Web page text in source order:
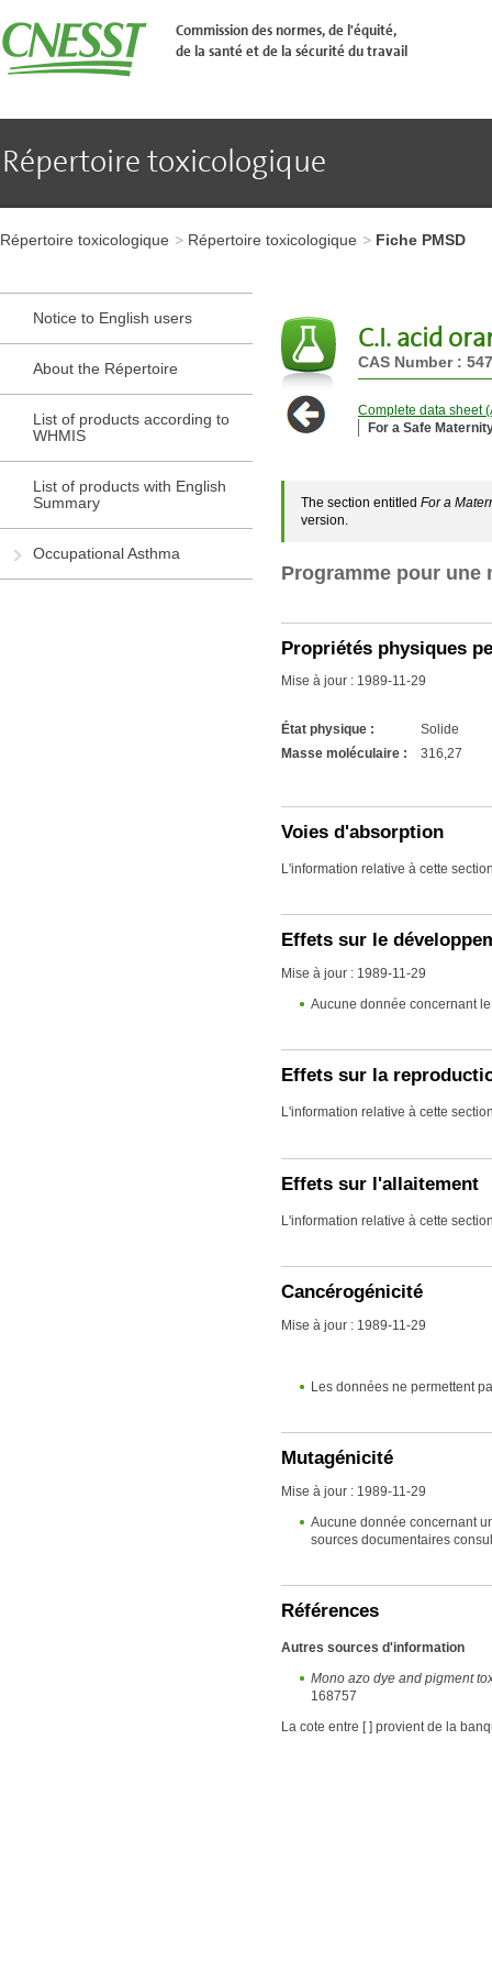
�
l'en-
t�te
de
au
principal
Aller
page
Commission des normes, de l'équité,
de la santé et de la sécurité du travail
Répertoire toxicologique
à
l'en-
Aller
au
contenu
pied
de
Répertoire toxicologique Répertoire toxicologique Fiche PMSD
Notice to English users
About the Répertoire
List of products according to
WHMIS
List of products with English
Summary
Occupational Asthma
C.I. acid
CAS Number :
Complete data sheet
For a Safe
The section entitled For a
version.
Programme pour une
Propriétés physiques
Mise à jour : 1989-11-29
État physique :
Solide
Masse moléculaire :
316,27
Voies d'absorption
L'information relative à cette
Effets sur le
Mise à jour : 1989-11-29
Aucune donnée concernant
Effets sur la
L'information relative à cette
Effets sur l'allaitement
L'information relative à cette
Cancérogénicité
Mise à jour : 1989-11-29
Les données ne permettent
Mutagénicité
Mise à jour : 1989-11-29
Aucune donnée concernant
sources documentaires
Références
Autres sources d'information
Mono azo dye and pigment
168757
La cote entre [ ] provient de la